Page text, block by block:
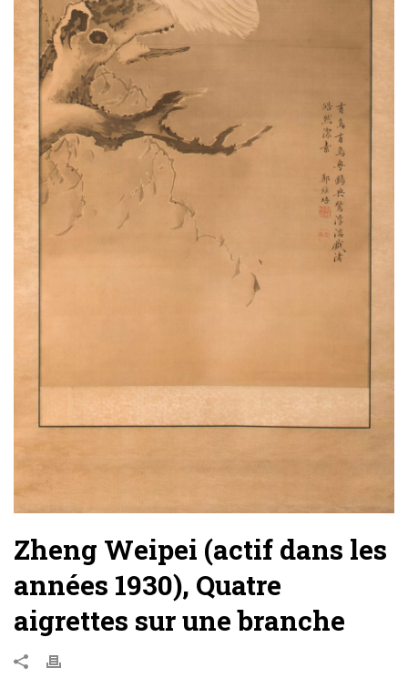
Zheng Weipei (actif dans les
années 1930), Quatre
aigrettes sur une branche